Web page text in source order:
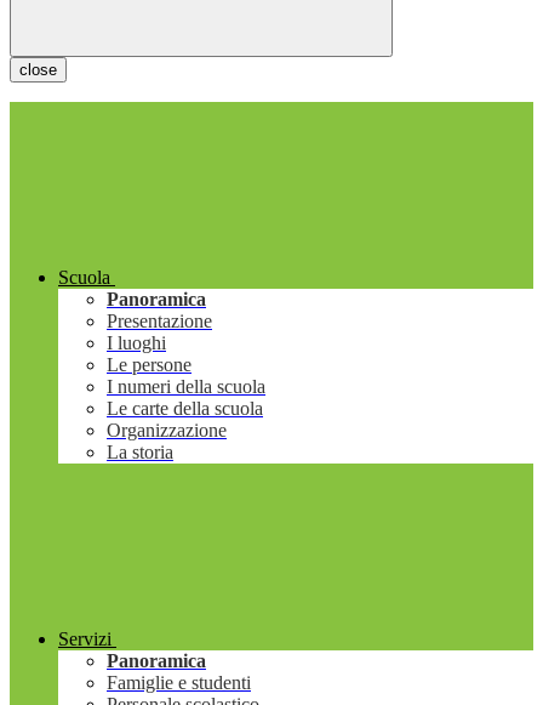
close
Scuola
Panoramica
Presentazione
I luoghi
Le persone
I numeri della scuola
Le carte della scuola
Organizzazione
La storia
Servizi
Panoramica
Famiglie e studenti